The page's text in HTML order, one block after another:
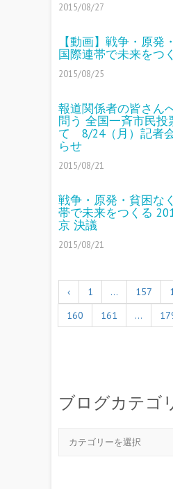
2015/08/27
【動画】戦争・原発
国際連帯で未来をつ
2015/08/25
報道関係者の皆さん
問う 全国一斉市民投
て 8/24（月）記者
らせ
2015/08/21
戦争・原発・貧困
帯で未来をつくる
京 決議
2015/08/21
‹ 1 … 157
160
161 …
ブログカテゴ